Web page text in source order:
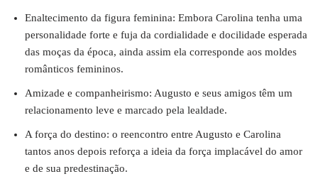
Enaltecimento da figura feminina: Embora Carolina tenha uma
personalidade forte e fuja da cordialidade e docilidade esperada
das moças da época, ainda assim ela corresponde aos moldes
românticos femininos.
Amizade e companheirismo: Augusto e seus amigos têm um
relacionamento leve e marcado pela lealdade.
A força do destino: o reencontro entre Augusto e Carolina
tantos anos depois reforça a ideia da força implacável do amor
e de sua predestinação.